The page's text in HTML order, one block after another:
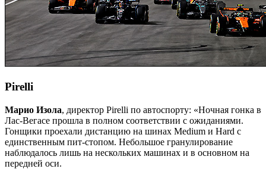
Pirelli
Марио Изола, директор Pirelli по автоспорту: «Ночная гонка в
Лас-Вегасе прошла в полном соответствии с ожиданиями.
Гонщики проехали дистанцию на шинах Medium и Hard с
единственным пит-стопом. Небольшое гранулирование
наблюдалось лишь на нескольких машинах и в основном на
передней оси.